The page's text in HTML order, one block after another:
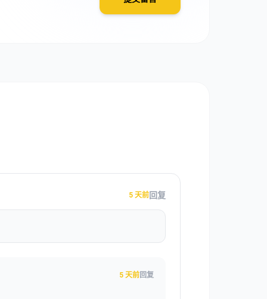
5 天前 回复
5 天前回复